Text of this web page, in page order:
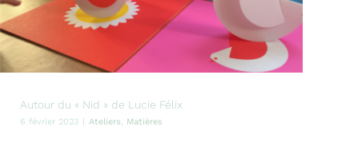
Autour du « Nid » de Lucie Félix
6 février 2023 Ateliers, Matières